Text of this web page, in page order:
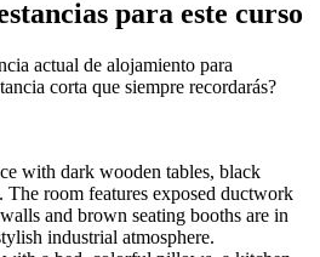
para este curso
actual de alojamiento para
corta que siempre recordarás?